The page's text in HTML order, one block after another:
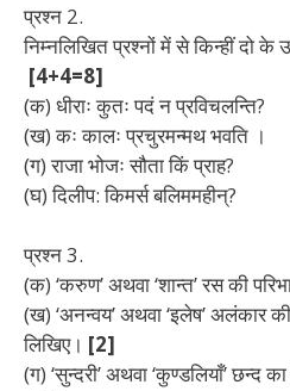
प्रश्न 2.
निम्नलिखित प्रश्नों में से किन्हीं दो के
[4+4=8]
(क) धीराः कुतः पदं न प्रविचलन्ति?
(ख) कः कालः प्रचुरमन्मथ भवति ।
(ग) राजा भोजः सौता किं प्राह?
(घ) दिलीप: किमर्स बलिममहीन्?
प्रश्न 3.
(क) ‘करुण’ अथवा ‘शान्त’ रस की
(ख) ‘अनन्वय’ अथवा ‘इलेष’ अलंकार
लिखिए। [2]
(ग) ‘सुन्दरी’ अथवा ‘कुण्डलियाँ’ छन्द